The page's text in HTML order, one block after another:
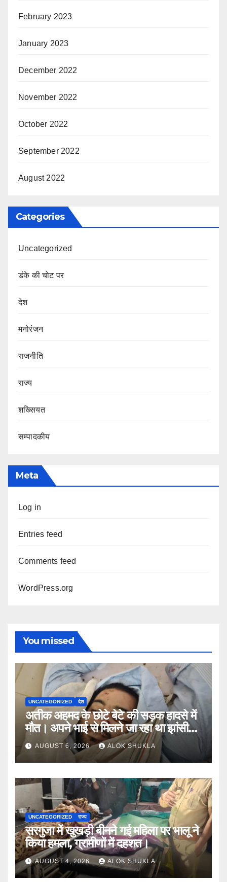
February 2023
January 2023
December 2022
November 2022
October 2022
September 2022
August 2022
Categories
Uncategorized
डंके की चोट पर
देश
मनोरंजन
राजनीति
राज्य
शख्सियत
सम्पादकीय
Meta
Log in
Entries feed
Comments feed
WordPress.org
You missed
UNCATEGORIZED देश
अतीक अहमद के छोटे बेटे की सड़क हादसे में
मौत। अपने भाई से मिलने जा रहा था झांसी
जेल (सूत्र)। कार में 5 लोग सवार थे।
AUGUST 6, 2026 ALOK SHUKLA
UNCATEGORIZED राज्य
सरगुजा में खुखड़ी बीनने गई महिला पर भालू ने
किया हमला, ग्रामीणों में दहशत।
AUGUST 4, 2026 ALOK SHUKLA